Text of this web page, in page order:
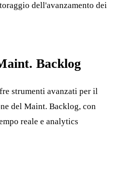
dell'avanzamento dei
Backlog
strumenti avanzati per il
del Maint. Backlog, con
reale e analytics